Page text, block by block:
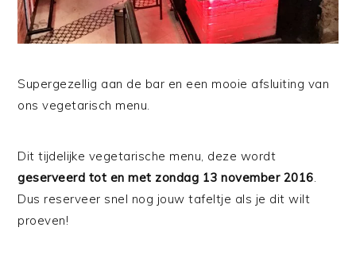
Supergezellig aan de bar en een mooie afsluiting van
ons vegetarisch menu.
Dit tijdelijke vegetarische menu, deze wordt
geserveerd tot en met zondag 13 november 2016.
Dus reserveer snel nog jouw tafeltje als je dit wilt
proeven!